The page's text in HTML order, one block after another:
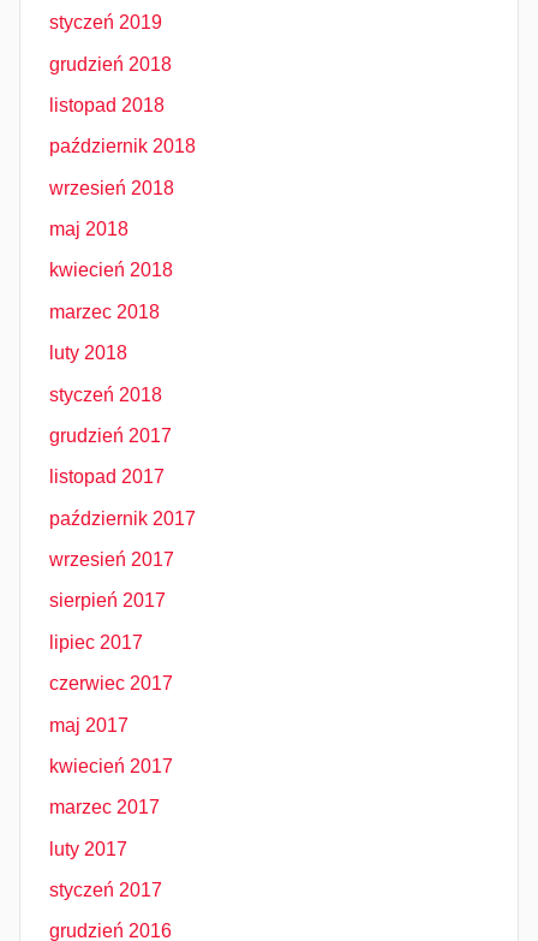
styczeń 2019
grudzień 2018
listopad 2018
październik 2018
wrzesień 2018
maj 2018
kwiecień 2018
marzec 2018
luty 2018
styczeń 2018
grudzień 2017
listopad 2017
październik 2017
wrzesień 2017
sierpień 2017
lipiec 2017
czerwiec 2017
maj 2017
kwiecień 2017
marzec 2017
luty 2017
styczeń 2017
grudzień 2016